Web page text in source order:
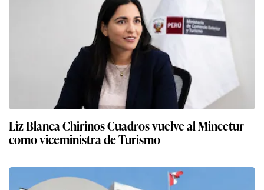
Liz Blanca Chirinos Cuadros vuelve al Mincetur
como viceministra de Turismo